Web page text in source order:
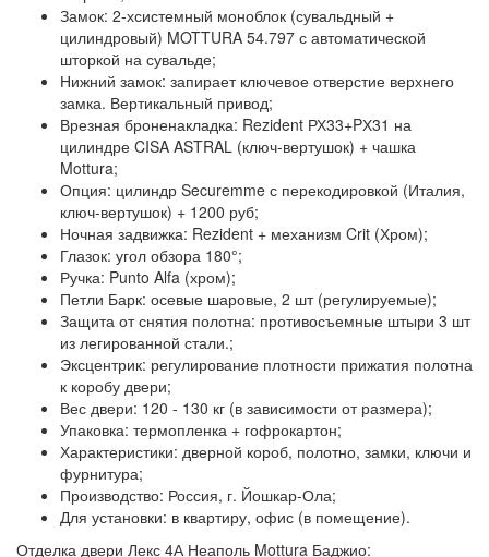
Замок: 2-хсистемный моноблок (сувальдный +
цилиндровый) MOTTURA 54.797 с автоматической
шторкой на сувальде;
Нижний замок: запирает ключевое отверстие верхнего
замка. Вертикальный привод;
Врезная броненакладка: Rezident РХ33+PХ31 на
цилиндре CISA ASTRAL (ключ-вертушок) + чашка
Mottura;
Опция: цилиндр Securemme с перекодировкой (Италия,
ключ-вертушок) + 1200 руб;
Ночная задвижка: Rezident + механизм Crit (Хром);
Глазок: угол обзора 180°;
Ручка: Punto Alfa (хром);
Петли Барк: осевые шаровые, 2 шт (регулируемые);
Защита от снятия полотна: противосъемные штыри 3 шт
из легированной стали.;
Эксцентрик: регулирование плотности прижатия полотна
к коробу двери;
Вес двери: 120 - 130 кг (в зависимости от размера);
Упаковка: термопленка + гофрокартон;
Характеристики: дверной короб, полотно, замки, ключи и
фурнитура;
Производство: Россия, г. Йошкар-Ола;
Для установки: в квартиру, офис (в помещение).
Отделка двери Лекс 4А Неаполь Mottura Баджио: